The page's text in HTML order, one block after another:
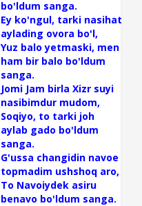
bo'ldum sanga.
Ey ko'ngul, tarki nasihat
aylading ovora bo'l,
Yuz balo yetmaski, men
ham bir balo bo'ldum
sanga.
Jomi Jam birla Xizr suyi
nasibimdur mudom,
Soqiyo, to tarki joh
aylab gado bo'ldum
sanga.
G'ussa changidin navoe
topmadim ushshoq aro,
To Navoiydek asiru
benavo bo'ldum sanga.